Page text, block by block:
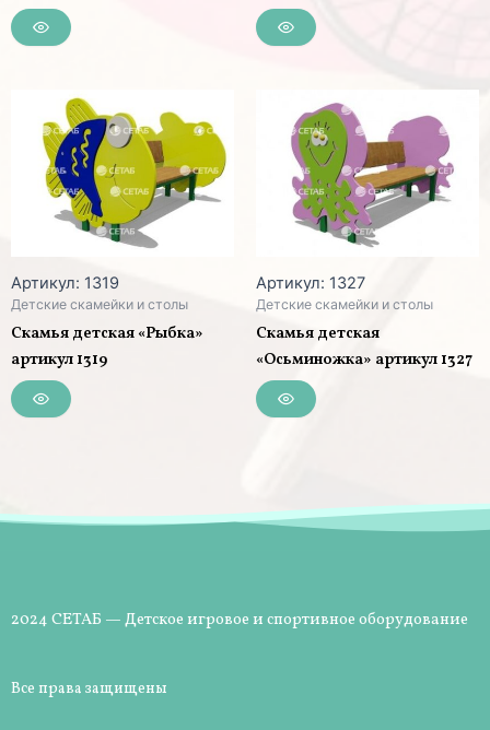
Артикул: 1319
Детские скамейки и столы
Скамья детская «Рыбка»
артикул 1319
Артикул: 1327
Детские скамейки и столы
Скамья детская
«Осьминожка» артикул 1327
2024 СЕТАБ — Детское игровое и спортивное оборудование
Все права защищены